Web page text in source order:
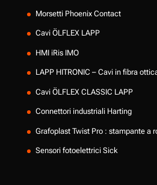
Morsetti Phoenix Contact
Cavi ÖLFLEX LAPP
HMI iRis IMO
LAPP HITRONIC – Cavi in fibra
Cavi ÖLFLEX CLASSIC LAPP
Connettori industriali Harting
Grafoplast Twist Pro : stampante a
Sensori fotoelettrici Sick